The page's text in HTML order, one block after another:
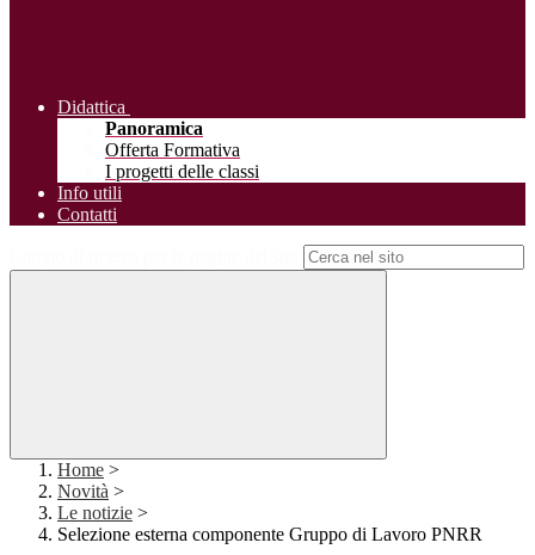
Didattica
Panoramica
Offerta Formativa
I progetti delle classi
Info utili
Contatti
Home >
Novità >
Le notizie >
Selezione esterna componente Gruppo di Lavoro PNRR